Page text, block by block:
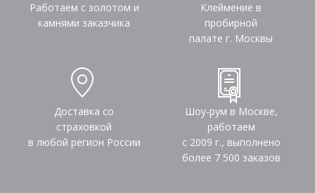
Работаем с золотом и
камнями заказчика
Клеймение в
пробирной
палате г. Москвы
Доставка со
страховкой
в любой регион России
Шоу-рум в Москве,
работаем
с 2009 г., выполнено
более 7 500 заказов